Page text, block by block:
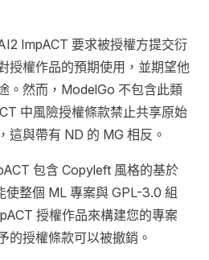
ImpACT 要求被授權方提交衍
授權作品的預期使用，並期望他
。然而，ModelGo 不包含此類
中風險授權條款禁止共享原始
這與帶有 ND 的 MG 相反。
包含 Copyleft 風格的基於
整個 ML 專案與 GPL-3.0 組
授權作品來構建您的專案
的授權條款可以被撤銷。